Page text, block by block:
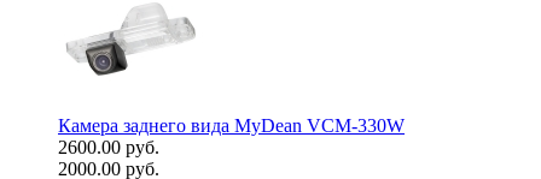
Камера заднего вида MyDean VCM-330W
2600.00 руб.
2000.00 руб.